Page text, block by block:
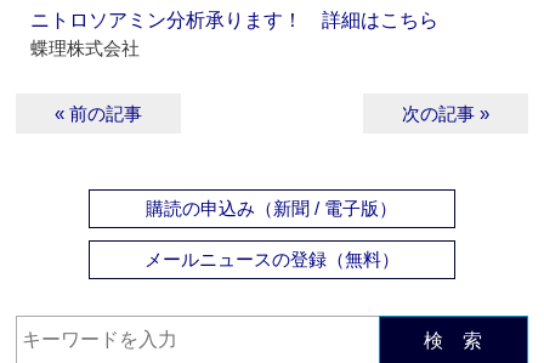
ニトロソアミン分析承ります！ 詳細はこちら
蝶理株式会社
« 前の記事 次の記事 »
購読の申込み（新聞 / 電子版）
メールニュースの登録（無料）
検 索